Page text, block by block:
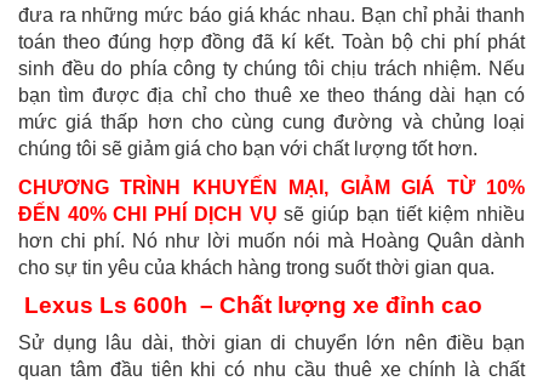
đưa ra những mức báo giá khác nhau. Bạn chỉ phải thanh
toán theo đúng hợp đồng đã kí kết. Toàn bộ chi phí phát
sinh đều do phía công ty chúng tôi chịu trách nhiệm. Nếu
bạn tìm được địa chỉ cho thuê xe theo tháng dài hạn có
mức giá thấp hơn cho cùng cung đường và chủng loại
chúng tôi sẽ giảm giá cho bạn với chất lượng tốt hơn.
CHƯƠNG TRÌNH KHUYẾN MẠI, GIẢM GIÁ TỪ 10%
ĐẾN 40% CHI PHÍ DỊCH VỤ sẽ giúp bạn tiết kiệm nhiều
hơn chi phí. Nó như lời muốn nói mà Hoàng Quân dành
cho sự tin yêu của khách hàng trong suốt thời gian qua.
Lexus Ls 600h – Chất lượng xe đỉnh cao
Sử dụng lâu dài, thời gian di chuyển lớn nên điều bạn
quan tâm đầu tiên khi có nhu cầu thuê xe chính là chất